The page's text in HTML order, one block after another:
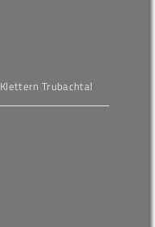
Klettern Trubachtal